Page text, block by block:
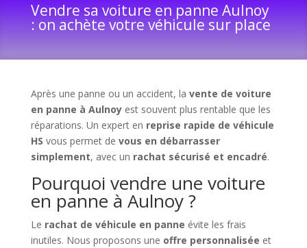
Vendre sa voiture en panne Aulnoy
: on achète votre véhicule sur place
Après une panne ou un accident, la vente de voiture
en panne à Aulnoyest souvent plus rentable que les
réparations. Un expert en reprise rapide de véhicule
HS vous permet de vous en débarrasser
simplement, avec un rachat sécurisé et encadré.
Pourquoi vendre une voiture
en panne à Aulnoy ?
Le rachat de véhicule en panne évite les frais
inutiles. Nous proposons une offre personnalisée et